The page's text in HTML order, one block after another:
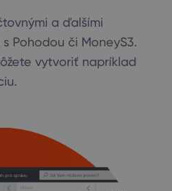
a ďalšími
Pohodou či MoneyS3.
vytvoriť napríklad